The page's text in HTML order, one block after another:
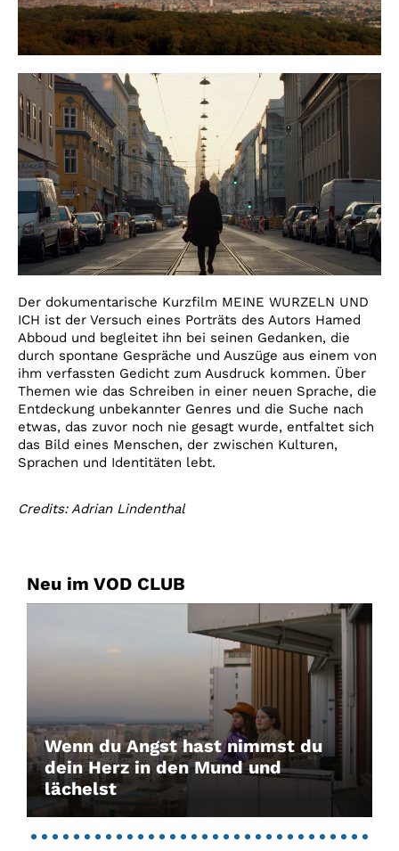
Der dokumentarische Kurzfilm MEINE WURZELN UND
ICH ist der Versuch eines Porträts des Autors Hamed
Abboud und begleitet ihn bei seinen Gedanken, die
durch spontane Gespräche und Auszüge aus einem von
ihm verfassten Gedicht zum Ausdruck kommen. Über
Themen wie das Schreiben in einer neuen Sprache, die
Entdeckung unbekannter Genres und die Suche nach
etwas, das zuvor noch nie gesagt wurde, entfaltet sich
das Bild eines Menschen, der zwischen Kulturen,
Sprachen und Identitäten lebt.
Credits: Adrian Lindenthal
Neu im VOD CLUB
Wenn du Angst hast nimmst du
dein Herz in den Mund und
lächelst